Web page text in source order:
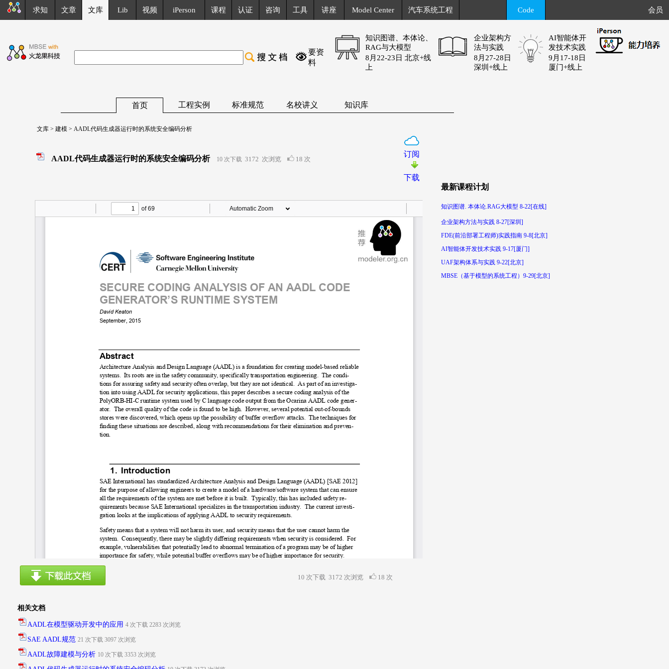
求知 文章 文库 Lib 视频 iPerson 课程 认证 咨询 工具 讲座 Model Center 汽车系统工程 Code 会员
要资
料
知识图谱、本体论、
RAG与大模型
8月22-23日 北京+线
上
企业架构方
法与实践
8月27-28日
深圳+线上
AI智能体开
发技术实践
9月17-18日
厦门+线上
首页 工程实例 标准规范 名校讲义 知识库
文库 > 建模 > AADL代码生成器运行时的系统安全编码分析
AADL代码生成器运行时的系统安全编码分析 10 次下载 3172 次浏览 18 次
订阅
下载
最新课程计划
知识图谱. 本体论.RAG大模型 8-22[在线]
企业架构方法与实践 8-27[深圳]
FDE(前沿部署工程师)实践指南 9-8[北京]
AI智能体开发技术实践 9-17[厦门]
UAF架构体系与实践 9-22[北京]
MBSE（基于模型的系统工程）9-29[北京]
10 次下载 3172 次浏览 18 次
相关文档
AADL在模型驱动开发中的应用 4 次下载 2283 次浏览
SAE AADL规范 21 次下载 3097 次浏览
AADL故障建模与分析 10 次下载 3353 次浏览